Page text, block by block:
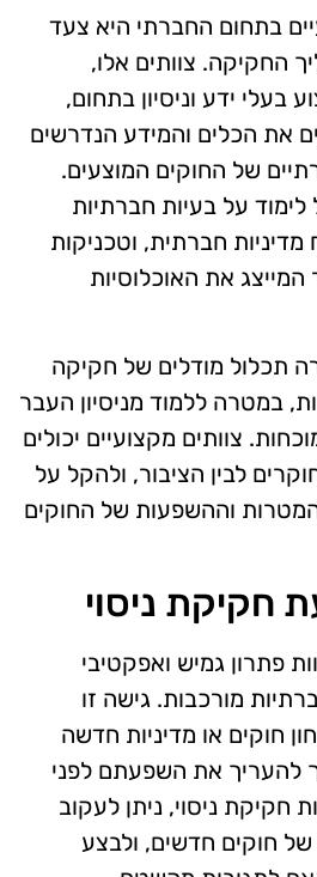
בתחום החברתי היא צעד
החקיקה. צוותים אלו,
בעלי ידע וניסיון בתחום,
את הכלים והמידע הנדרשים
של החוקים המוצעים.
לימוד על בעיות חברתיות
מדיניות חברתית, וטכניקות
המייצג את האוכלוסיות
תכלול מודלים של חקיקה
במטרה ללמוד מניסיון העבר
צוותים מקצועיים יכולים
לבין הציבור, ולהקל על
וההשפעות של החוקים
חקיקת ניסוי
פתרון גמיש ואפקטיבי
מורכבות. גישה זו
חוקים או מדיניות חדשה
להעריך את השפעתם לפני
חקיקת ניסוי, ניתן לעקוב
חוקים חדשים, ולבצע